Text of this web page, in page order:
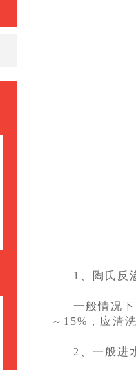
1、陶氏反
一般情况
～15%，应清
2、一般进